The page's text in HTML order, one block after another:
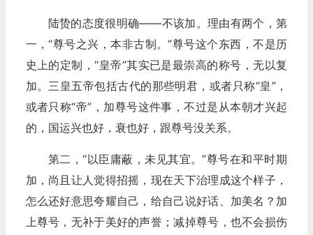
陆贽的态度很明确——不该加。理由有两个，第
一，“尊号之兴，本非古制。”尊号这个东西，不是历
史上的定制，“皇帝”其实已是最崇高的称号，无以复
加。三皇五帝包括古代的那些明君，或者只称“皇”，
或者只称“帝”，加尊号这件事，不过是从本朝才兴起
的，国运兴也好，衰也好，跟尊号没关系。
第二，“以臣庸蔽，未见其宜。”尊号在和平时期
加，尚且让人觉得招摇，现在天下治理成这个样子，
怎么还好意思夸耀自己，给自己说好话、加美名？加
上尊号，无补于美好的声誉；减掉尊号，也不会损伤